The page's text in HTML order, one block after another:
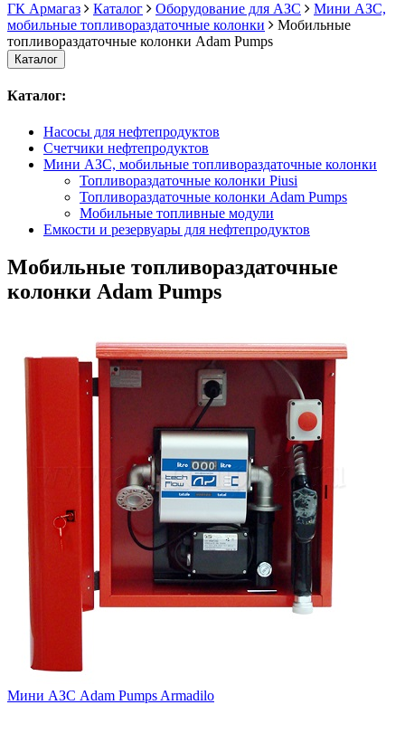
ГК Армагаз
Каталог Оборудование для АЗС
Мини АЗС,
мобильные топливораздаточные колонки
Мобильные
топливораздаточные колонки Adam Pumps
Каталог
Каталог:
Насосы для нефтепродуктов
Счетчики нефтепродуктов
Мини АЗС, мобильные топливораздаточные колонки
Топливораздаточные колонки Piusi
Топливораздаточные колонки Adam Pumps
Мобильные топливные модули
Емкости и резервуары для нефтепродуктов
Мобильные топливораздаточные
колонки Adam Pumps
Мини АЗС Adam Pumps Armadilo